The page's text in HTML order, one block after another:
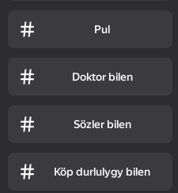
Pul
Doktor bilen
Sözler bilen
Köp durlulygy bilen